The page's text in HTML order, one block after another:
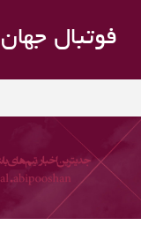
فوتبال جهان